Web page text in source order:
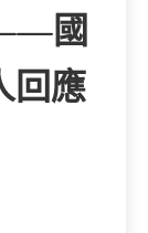
國
回應